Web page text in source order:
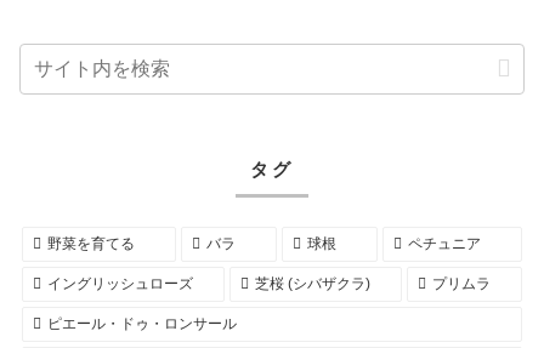
タグ
野菜を育てる バラ 球根 ペチュニア
イングリッシュローズ 芝桜 (シバザクラ) プリムラ
ピエール・ドゥ・ロンサール